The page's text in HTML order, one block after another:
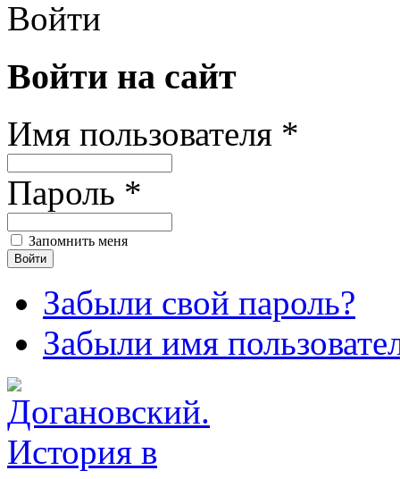
Войти
Войти на сайт
Имя пользователя *
Пароль *
Запомнить меня
Забыли свой пароль?
Забыли имя